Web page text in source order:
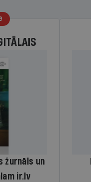
žurnāls un
ir.lv